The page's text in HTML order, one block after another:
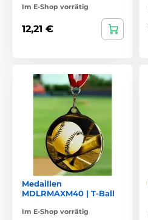
Im E-Shop vorrätig
12,21 €
Medaillen
MDLRMAXM40 | T-Ball
Im E-Shop vorrätig